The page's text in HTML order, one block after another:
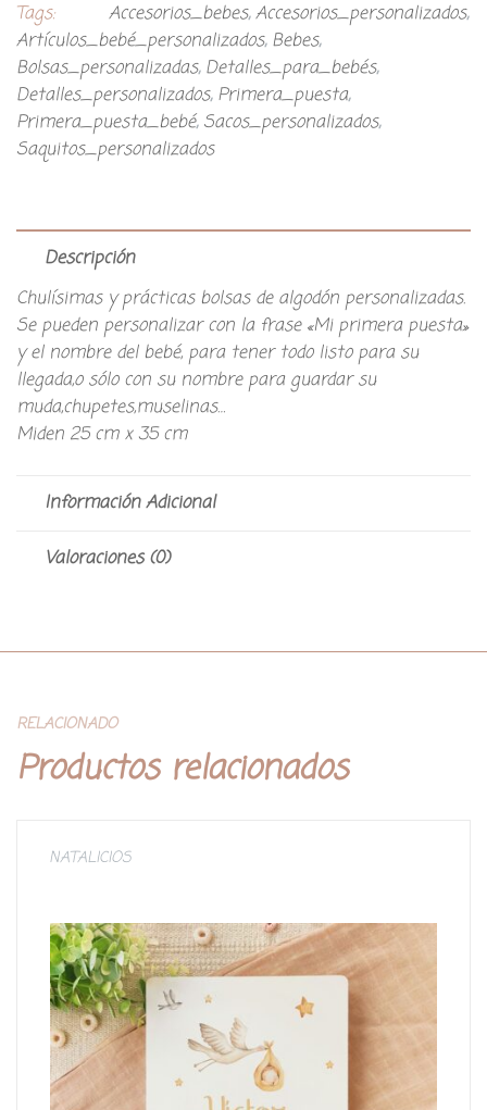
Tags:
Accesorios_bebes,Accesorios_personalizados,
Artículos_bebé_personalizados, Bebes,
Bolsas_personalizadas, Detalles_para_bebés,
Detalles_personalizados, Primera_puesta,
Primera_puesta_bebé, Sacos_personalizados,
Saquitos_personalizados
Descripción
Chulísimas y prácticas bolsas de algodón personalizadas.
Se pueden personalizar con la frase «Mi primera puesta»
y el nombre del bebé, para tener todo listo para su
llegada,o sólo con su nombre para guardar su
muda,chupetes,muselinas…
Miden 25 cm x 35 cm
Información Adicional
Valoraciones (0)
RELACIONADO
Productos relacionados
NATALICIOS